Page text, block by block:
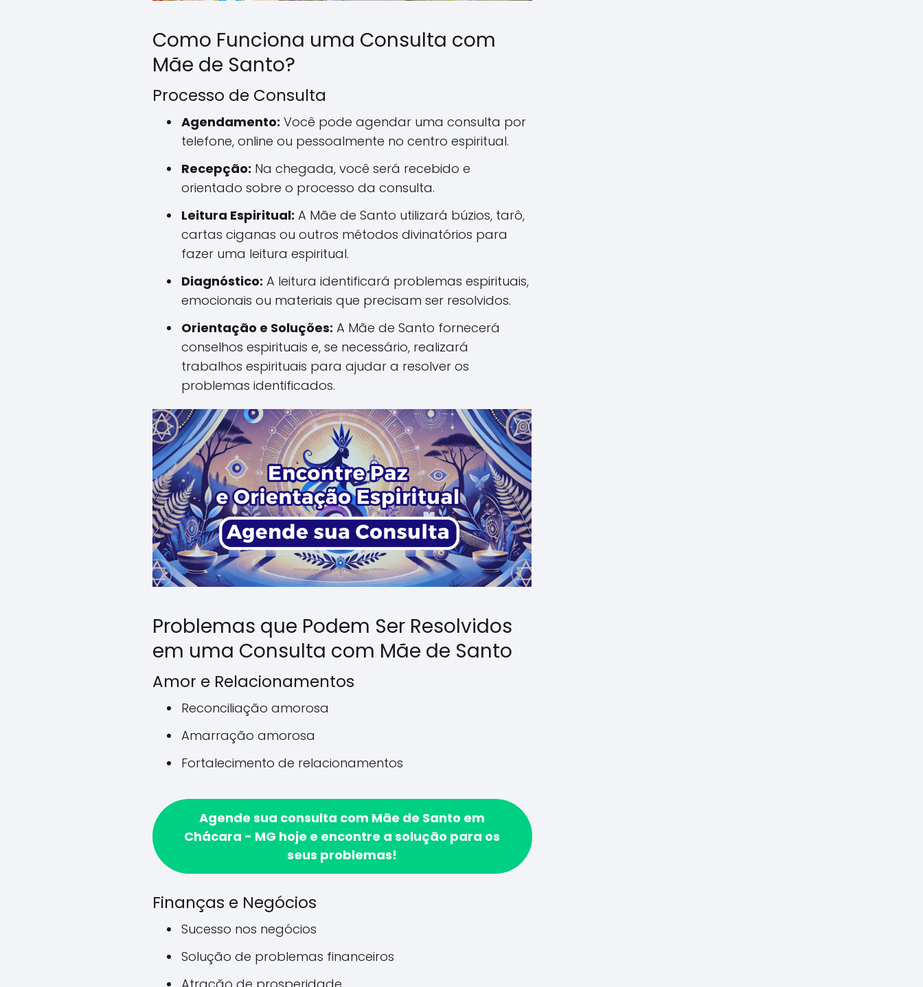
Como Funciona uma Consulta com
Mãe de Santo?
Processo de Consulta
Agendamento: Você pode agendar uma consulta por
telefone, online ou pessoalmente no centro espiritual.
Recepção: Na chegada, você será recebido e
orientado sobre o processo da consulta.
Leitura Espiritual: A Mãe de Santo utilizará búzios, tarô,
cartas ciganas ou outros métodos divinatórios para
fazer uma leitura espiritual.
Diagnóstico: A leitura identificará problemas espirituais,
emocionais ou materiais que precisam ser resolvidos.
Orientação e Soluções: A Mãe de Santo fornecerá
conselhos espirituais e, se necessário, realizará
trabalhos espirituais para ajudar a resolver os
problemas identificados.
Problemas que Podem Ser Resolvidos
em uma Consulta com Mãe de Santo
Amor e Relacionamentos
Reconciliação amorosa
Amarração amorosa
Fortalecimento de relacionamentos
Agende sua consulta com Mãe de Santo em
Chácara - MG hoje e encontre a solução para os
seus problemas!
Finanças e Negócios
Sucesso nos negócios
Solução de problemas financeiros